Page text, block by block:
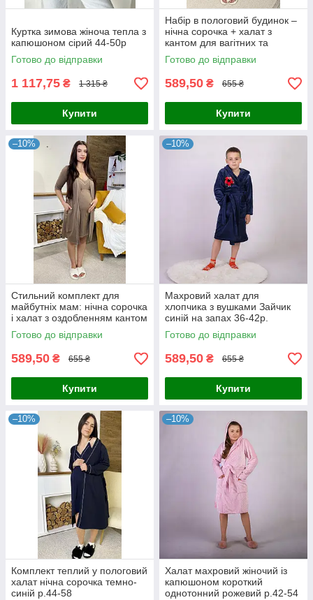
Куртка зимова жіноча тепла з
капюшоном сірий 44-50p
Готово до відправки
1 117,75 ₴ 1 315 ₴
Купити
Набір в пологовий будинок –
нічна сорочка + халат з
кантом для вагітних та
годуючих бордовий 44-54р.
Готово до відправки
589,50 ₴ 655 ₴
Купити
–10%
Стильний комплект для
майбутніх мам: нічна сорочка
і халат з оздобленням кантом
мокко 44-54р.
Готово до відправки
589,50 ₴ 655 ₴
Купити
–10%
Махровий халат для
хлопчика з вушками Зайчик
синій на запах 36-42р.
Готово до відправки
589,50 ₴ 655 ₴
Купити
–10%
Комплект теплий у пологовий
халат нічна сорочка темно-
синій р.44-58
–10%
Халат махровий жіночий із
капюшоном короткий
однотонний рожевий р.42-54